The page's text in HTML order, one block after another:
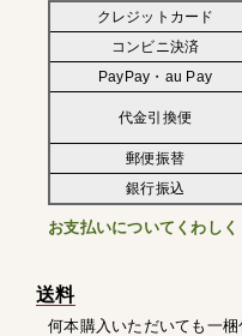
クレジットカード
コンビニ決済
PayPay・au Pay
代金引換便
郵便振替
銀行振込
お支払いについてくわしく
送料
何本購入いただいても一